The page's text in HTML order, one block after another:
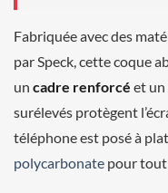
Fabriquée avec des
par Speck, cette coque
un cadre renforcé et un
surélevés protègent
téléphone est posé à
polycarbonate pour tout